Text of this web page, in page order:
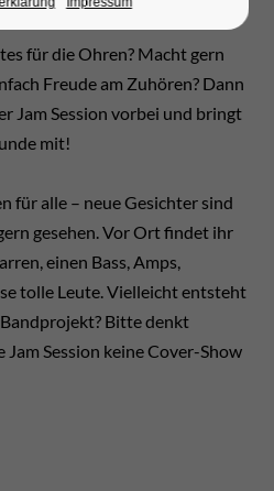
für die Ohren? Macht gern
Freude am Zuhören? Dann
Jam Session vorbei und bringt
mit!
für alle – neue Gesichter sind
gesehen. Vor Ort findet ihr
einen Bass, Amps,
tolle Leute. Vielleicht entsteht
Bitte denkt
Jam Session keine Cover-Show